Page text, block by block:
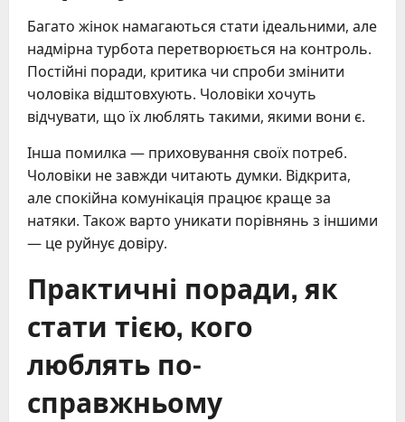
Багато жінок намагаються стати ідеальними, але
надмірна турбота перетворюється на контроль.
Постійні поради, критика чи спроби змінити
чоловіка відштовхують. Чоловіки хочуть
відчувати, що їх люблять такими, якими вони є.
Інша помилка — приховування своїх потреб.
Чоловіки не завжди читають думки. Відкрита,
але спокійна комунікація працює краще за
натяки. Також варто уникати порівнянь з іншими
— це руйнує довіру.
Практичні поради, як
стати тією, кого
люблять по-
справжньому